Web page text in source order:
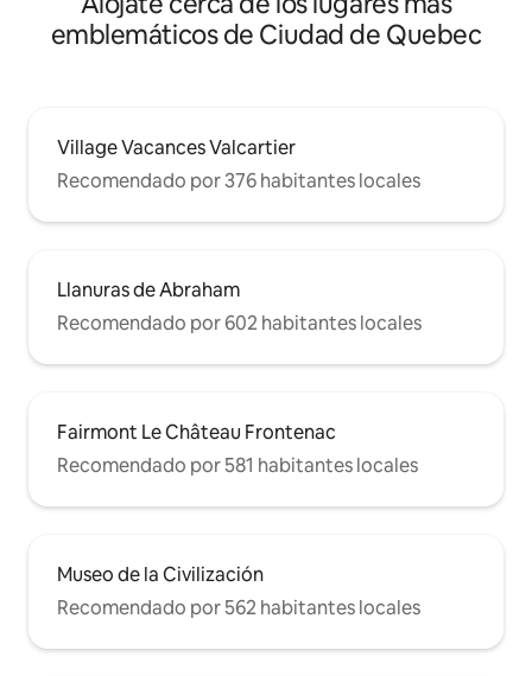
emblemáticos de Ciudad de Quebec
Village Vacances Valcartier
Recomendado por 376 habitantes locales
Llanuras de Abraham
Recomendado por 602 habitantes locales
Fairmont Le Château Frontenac
Recomendado por 581 habitantes locales
Museo de la Civilización
Recomendado por 562 habitantes locales